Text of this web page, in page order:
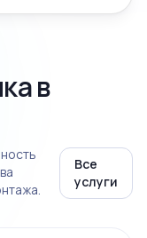
в
Все
услуги